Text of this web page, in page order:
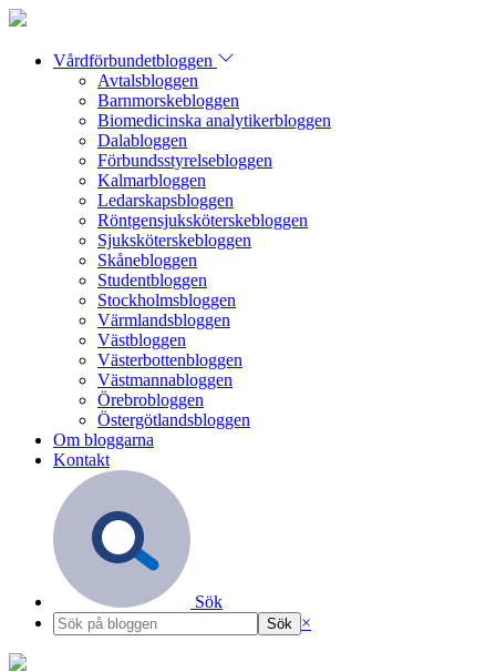
Vårdförbundetbloggen
Avtalsbloggen
Barnmorskebloggen
Biomedicinska analytikerbloggen
Dalabloggen
Förbundsstyrelsebloggen
Kalmarbloggen
Ledarskapsbloggen
Röntgensjuksköterskebloggen
Sjuksköterskebloggen
Skånebloggen
Studentbloggen
Stockholmsbloggen
Värmlandsbloggen
Västbloggen
Västerbottenbloggen
Västmannabloggen
Örebrobloggen
Östergötlandsbloggen
Om bloggarna
Kontakt
Sök
×